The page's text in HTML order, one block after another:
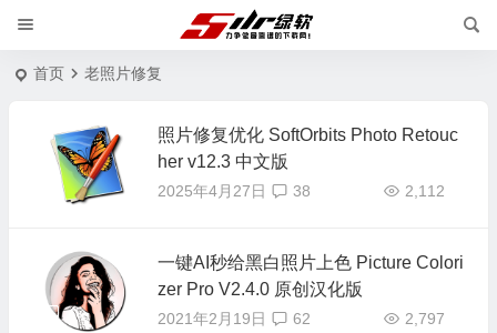
首页 老照片修复
照片修复优化 SoftOrbits Photo Retouc
her v12.3 中文版
2025年4月27日 2,112
38
一键AI秒给黑白照片上色 Picture Colori
zer Pro V2.4.0 原创汉化版
2021年2月19日 2,797
62